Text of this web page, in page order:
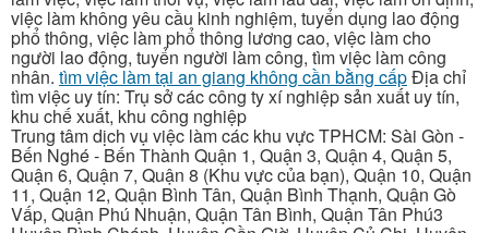
việc làm không yêu cầu kinh nghiệm, tuyển dụng lao động
phổ thông, việc làm phổ thông lương cao, việc làm cho
người lao động, tuyển người làm công, tìm việc làm công
nhân. tìm việc làm tại an giang không cần bằng cấpĐịa chỉ
tìm việc uy tín: Trụ sở các công ty xí nghiệp sản xuất uy tín,
khu chế xuất, khu công nghiệp
Trung tâm dịch vụ việc làm các khu vực TPHCM: Sài Gòn -
Bến Nghé - Bến Thành Quận 1, Quận 3, Quận 4, Quận 5,
Quận 6, Quận 7, Quận 8 (Khu vực của bạn), Quận 10, Quận
11, Quận 12, Quận Bình Tân, Quận Bình Thạnh, Quận Gò
Vấp, Quận Phú Nhuận, Quận Tân Bình, Quận Tân Phú3